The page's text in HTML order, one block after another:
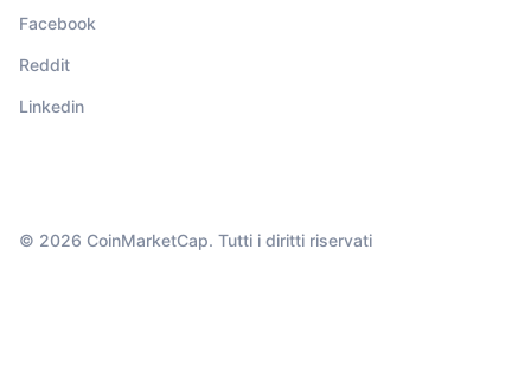
Facebook
Reddit
Linkedin
© 2026 CoinMarketCap. Tutti i diritti riservati